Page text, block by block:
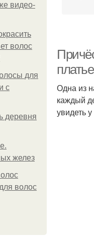
видео-
волос
для
с
деревня
желез
волос
Одна из
каждый
увидеть